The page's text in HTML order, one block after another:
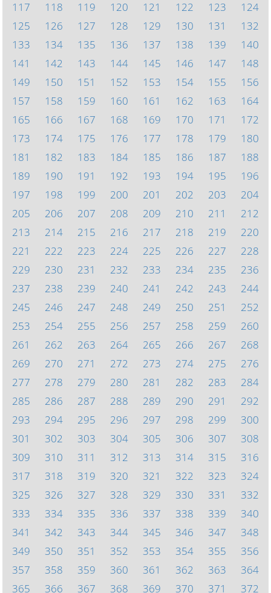
117
118 119 120 121 122 123
124
125
126 127 128 129 130 131
132
133
134 135 136 137 138 139
140
141
142 143 144 145 146 147
148
149
150 151 152 153 154 155
156
157
158 159 160 161 162 163
164
165
166 167 168 169 170 171
172
173
174 175 176 177 178 179
180
181
182 183 184 185 186 187
188
189
190 191 192 193 194 195
196
197
198 199 200 201 202 203
204
205
206 207 208 209 210 211
212
213
214 215 216 217 218 219
220
221
222 223 224 225 226 227
228
229
230 231 232 233 234 235
236
237
238 239 240 241 242 243
244
245
246 247 248 249 250 251
252
253
254 255 256 257 258 259
260
261
262 263 264 265 266 267
268
269
270 271 272 273 274 275
276
277
278 279 280 281 282 283
284
285
286 287 288 289 290 291
292
293
294 295 296 297 298 299
300
301
302 303 304 305 306 307
308
309
310 311 312 313 314 315
316
317
318 319 320 321 322 323
324
325
326 327 328 329 330 331
332
333
334 335 336 337 338 339
340
341
342 343 344 345 346 347
348
349
350 351 352 353 354 355
356
357
358 359 360 361 362 363
364
365
366 367 368 369 370 371 372